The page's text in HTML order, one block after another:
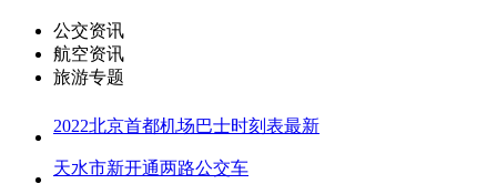
公交资讯
航空资讯
旅游专题
2022北京首都机场巴士时刻表最新
天水市新开通两路公交车